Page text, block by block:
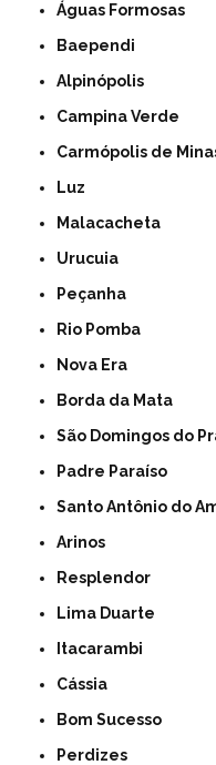
Águas Formosas
Baependi
Alpinópolis
Campina Verde
Carmópolis de
Luz
Malacacheta
Urucuia
Peçanha
Rio Pomba
Nova Era
Borda da Mata
São Domingos do
Padre Paraíso
Santo Antônio do
Arinos
Resplendor
Lima Duarte
Itacarambi
Cássia
Bom Sucesso
Perdizes